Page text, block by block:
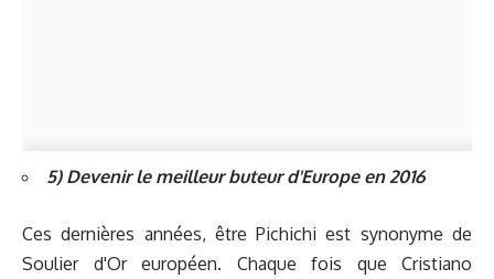
5) Devenir le meilleur buteur d'Europe en 2016
Ces dernières années, être Pichichi est synonyme de
Soulier d'Or européen. Chaque fois que Cristiano